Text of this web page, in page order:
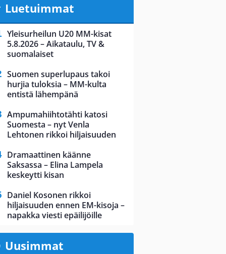
Luetuimmat
Yleisurheilun U20 MM-kisat
5.8.2026 – Aikataulu, TV &
suomalaiset
Suomen superlupaus takoi
hurjia tuloksia – MM-kulta
entistä lähempänä
Ampumahiihtotähti katosi
Suomesta – nyt Venla
Lehtonen rikkoi hiljaisuuden
Dramaattinen käänne
Saksassa – Elina Lampela
keskeytti kisan
Daniel Kosonen rikkoi
hiljaisuuden ennen EM-kisoja –
napakka viesti epäilijöille
Uusimmat